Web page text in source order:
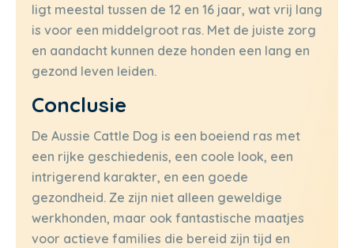
ligt meestal tussen de 12 en 16 jaar, wat vrij lang
is voor een middelgroot ras. Met de juiste zorg
en aandacht kunnen deze honden een lang en
gezond leven leiden.
Conclusie
De Aussie Cattle Dog is een boeiend ras met
een rijke geschiedenis, een coole look, een
intrigerend karakter, en een goede
gezondheid. Ze zijn niet alleen geweldige
werkhonden, maar ook fantastische maatjes
voor actieve families die bereid zijn tijd en